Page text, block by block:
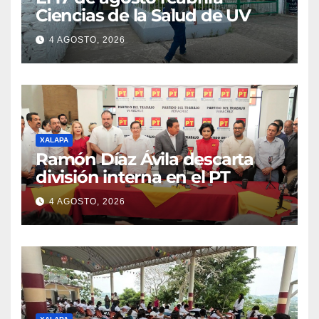
Ciencias de la Salud de UV
4 AGOSTO, 2026
XALAPA
Ramón Díaz Ávila descarta
división interna en el PT
4 AGOSTO, 2026